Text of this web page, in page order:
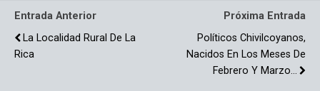
k
Entrada Anterior
La Localidad Rural De La
Rica
Próxima Entrada
Políticos Chivilcoyanos,
Nacidos En Los Meses De
Febrero Y Marzo…